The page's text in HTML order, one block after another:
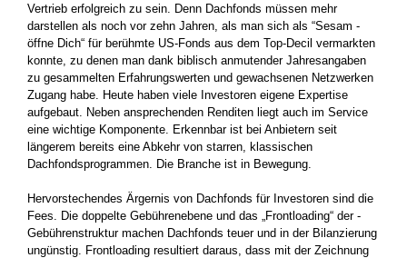
Vertrieb erfolgreich zu sein. Denn Dachfonds müssen mehr
darstellen als noch vor zehn Jahren, als man sich als ­“Sesam ­
öffne Dich“ für berühmte US-Fonds aus dem Top-Decil ­vermarkten
konnte, zu denen man dank ­biblisch anmutender Jahresangaben
zu gesammelten Erfahrungswerten und gewachsenen Netzwerken
­Zugang habe.­ Heute haben viele Investoren eigene Expertise
aufgebaut. Neben­ ­ansprechenden Renditen liegt auch im Service
eine wichtige Komponente. ­Erkennbar ist bei Anbietern seit
längerem ­bereits eine Abkehr von starren, klassischen
Dachfondsprogrammen. Die Branche ist in Bewegung.
Hervorstechendes Ärgernis von Dachfonds für Investoren sind die
Fees. Die doppelte Gebührenebene und das „Frontloading“ der ­
Gebührenstruktur machen Dachfonds teuer und in der Bilanzierung
ungünstig. Frontloading­ resultiert daraus, dass mit der Zeichnung